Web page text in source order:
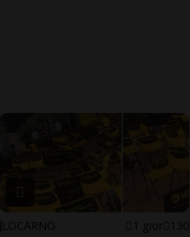
LOCARNO 1 gior 130